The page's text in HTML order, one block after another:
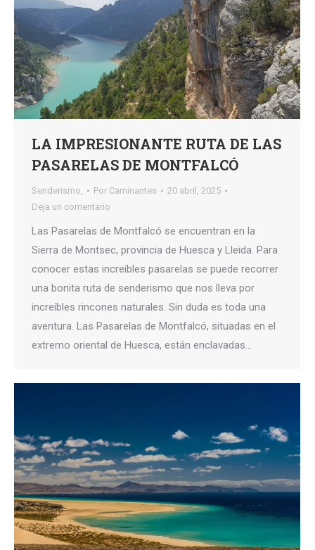
LA IMPRESIONANTE RUTA DE LAS
PASARELAS DE MONTFALCÓ
Senderismo, Por Caminantes
20 abril, 2025
Deja un comentario
Las Pasarelas de Montfalcó se encuentran en la
Sierra de Montsec, provincia de Huesca y Lleida. Para
conocer estas increíbles pasarelas se puede recorrer
una bonita ruta de senderismo que nos lleva por
increíbles rincones naturales. Sin duda es toda una
aventura. Las Pasarelas de Montfalcó, situadas en el
extremo oriental de Huesca, están enclavadas…